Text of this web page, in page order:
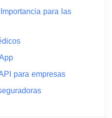
para las
para empresas